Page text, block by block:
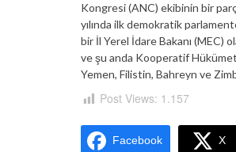
Kongresi (ANC) ekibinin bir
yılında ilk demokratik
bir İl Yerel İdare Bakanı (MEC)
ve şu anda Kooperatif Hükümeti
Yemen, Filistin, Bahreyn ve
Post Views: 1.157
Facebook X